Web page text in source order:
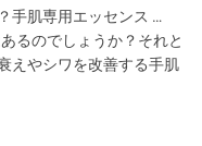
手肌専用エッセンス …
るのでしょうか？それと
えやシワを改善する手肌